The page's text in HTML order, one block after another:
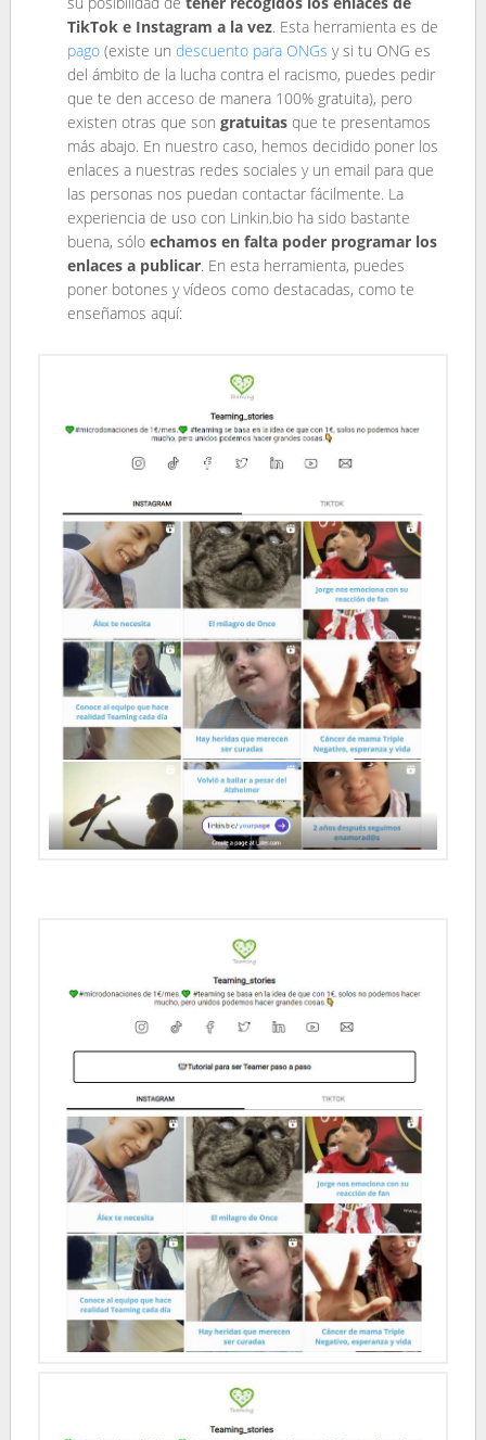
TikTok e Instagram a la vez. Esta herramienta es de
pago(existe un descuento para ONGs y si tu ONG es
del ámbito de la lucha contra el racismo, puedes pedir
que te den acceso de manera 100% gratuita), pero
existen otras que son gratuitasque te presentamos
más abajo. En nuestro caso, hemos decidido poner los
enlaces a nuestras redes sociales y un email para que
las personas nos puedan contactar fácilmente. La
experiencia de uso con Linkin.bio ha sido bastante
buena, sólo echamos en falta poder programar los
enlaces a publicar. En esta herramienta, puedes
poner botones y vídeos como destacadas, como te
enseñamos aquí: